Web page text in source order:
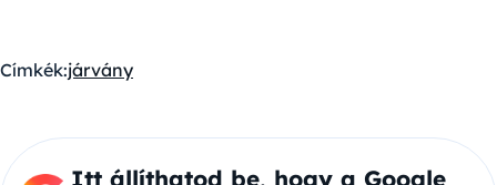
Címkék:járvány
Itt állíthatod be, hogy a Google